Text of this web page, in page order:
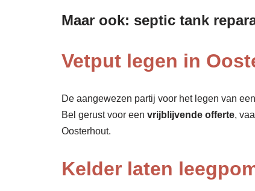
Maar ook: septic tank
Vetput legen in
De aangewezen partij voor het legen van
Bel gerust voor een vrijblijvende offerte,
Oosterhout.
Kelder laten